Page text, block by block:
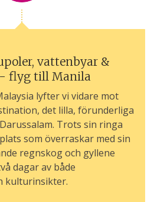
vattenbyar &
flyg till Manila
lyfter vi vidare mot
det lilla, förunderliga
Trots sin ringa
som överraskar med sin
regnskog och gyllene
dagar av både
kulturinsikter.